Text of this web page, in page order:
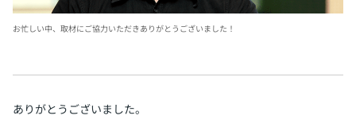
お忙しい中、取材にご協力いただきありがとうございました！
ありがとうございました。